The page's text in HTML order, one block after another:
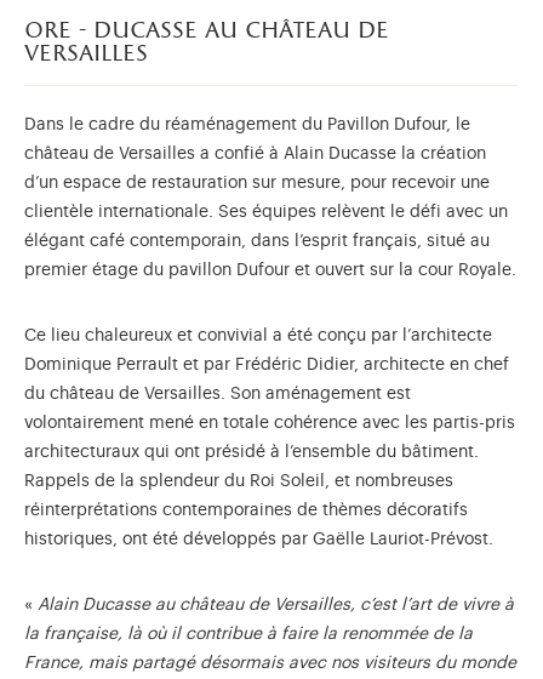
ore - ducasse au château de
versailles
Dans le cadre du réaménagement du Pavillon Dufour, le
château de Versailles a confié à Alain Ducasse la création
d’un espace de restauration sur mesure, pour recevoir une
clientèle internationale. Ses équipes relèvent le défi avec un
élégant café contemporain, dans l’esprit français, situé au
premier étage du pavillon Dufour et ouvert sur la cour Royale.
Ce lieu chaleureux et convivial a été conçu par l’architecte
Dominique Perrault et par Frédéric Didier, architecte en chef
du château de Versailles. Son aménagement est
volontairement mené en totale cohérence avec les partis-pris
architecturaux qui ont présidé à l’ensemble du bâtiment.
Rappels de la splendeur du Roi Soleil, et nombreuses
réinterprétations contemporaines de thèmes décoratifs
historiques, ont été développés par Gaëlle Lauriot-Prévost.
« Alain Ducasse au château de Versailles, c’est l’art de vivre à
la française, là où il contribue à faire la renommée de la
France, mais partagé désormais avec nos visiteurs du monde